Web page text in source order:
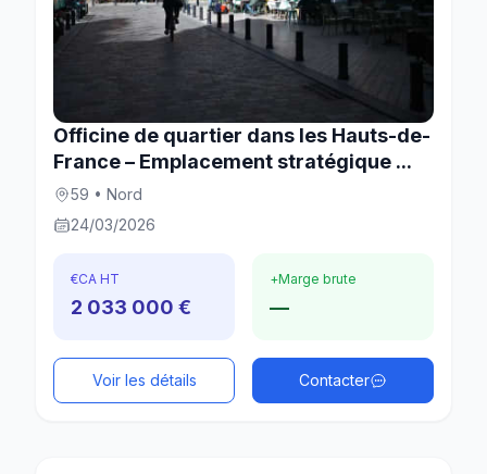
Officine de quartier dans les Hauts-de-
France – Emplacement stratégique ...
59 • Nord
24/03/2026
€CA HT
2 033 000 €
+Marge brute
—
Voir les détails Contacter